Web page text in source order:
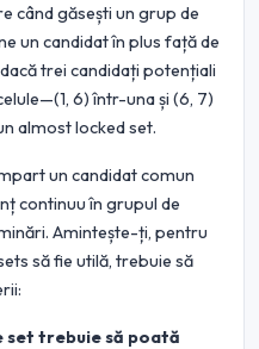
când găsești un grup de
un candidat în plus față de
trei candidați potențiali
6) într-una și (6, 7)
almost locked set.
un candidat comun
continuu în grupul de
Amintește-ți, pentru
să fie utilă, trebuie să
set trebuie să poată